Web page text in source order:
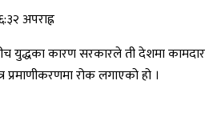
अपराह्न
युद्धका कारण सरकारले ती देशमा कामदार
रोक लगाएको हो ।